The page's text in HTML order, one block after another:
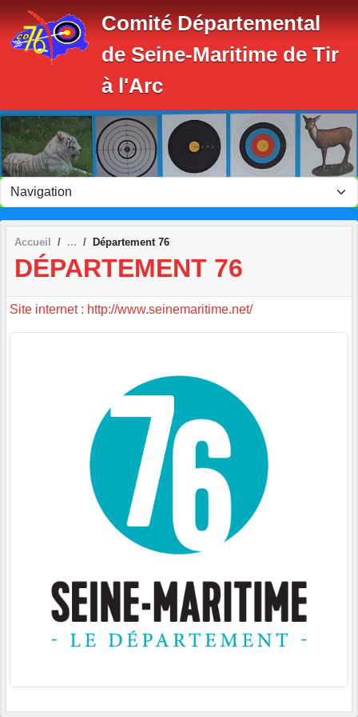
Comité Départemental
de Seine-Maritime de Tir
à l'Arc
Accueil Département 76
DÉPARTEMENT 76
Site internet : http://www.seinemaritime.net/
Panneau de gestion des cookies